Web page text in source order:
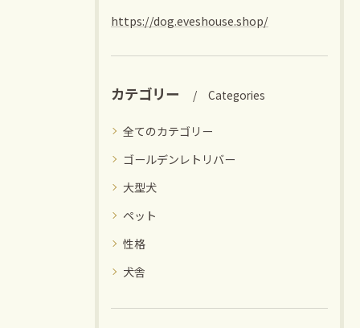
https://dog.eveshouse.shop/
カテゴリー Categories
全てのカテゴリー
ゴールデンレトリバー
大型犬
ペット
性格
犬舎